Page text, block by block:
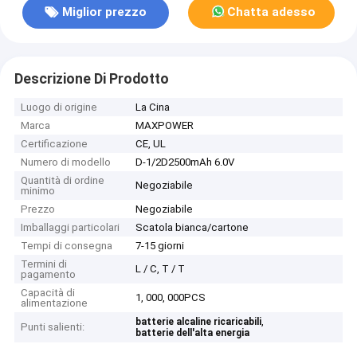
Miglior prezzo Chatta adesso
Descrizione Di Prodotto
Luogo di origine
La Cina
Marca
MAXPOWER
Certificazione
CE, UL
Numero di modello
D-1/2D2500mAh 6.0V
Quantità di ordine
minimo
Negoziabile
Prezzo
Negoziabile
Imballaggi particolari
Scatola bianca/cartone
Tempi di consegna
7-15 giorni
Termini di
pagamento
L / C, T / T
Capacità di
alimentazione
1, 000, 000PCS
Punti salienti: batterie alcaline ricaricabili,
batterie dell'alta energia